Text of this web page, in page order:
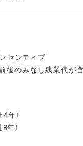
センティブ
後のみなし残業代が
年）
年）